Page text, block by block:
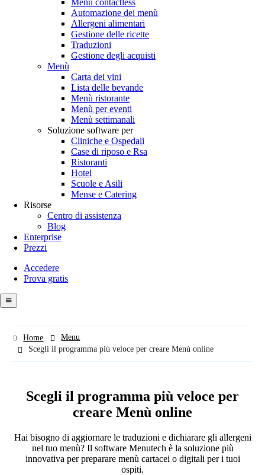
Automazione dei menù
Allergeni alimentari
Gestione delle ricette
Traduzioni
Gestione degli acquisti
Menù
Carta dei vini
Lista delle bevande
Menù ristorante
Menù per eventi
Menù settimanali
Soluzione software per
Cliniche e Ospedali
Case di riposo e Rsa
Ristoranti
Hotel
Scuole e Asili
Mense e Catering
Risorse
Centro di assistenza
Blog
Enterprise
Prezzi
Menutech
navigation
Accedere
Prova gratis
menu
Home
Menu
Scegli il programma più veloce per creare Menù online
Scegli il programma più veloce per
creare Menù online
Hai bisogno di aggiornare le traduzioni e dichiarare gli allergeni
nel tuo menù? Il software Menutech è la soluzione più
innovativa per preparare menù cartacei o digitali per i tuoi
ospiti.